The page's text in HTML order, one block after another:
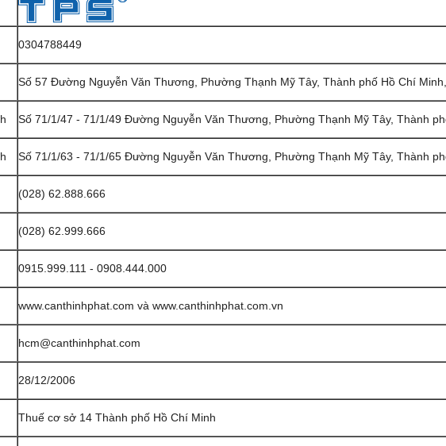
0304788449
Số 57 Đường Nguyễn Văn Thương, Phường Thạnh Mỹ Tây, Thành phố Hồ Chí
Số 71/1/47 - 71/1/49 Đường Nguyễn Văn Thương, Phường Thạnh Mỹ Tây, Thành
Số 71/1/63 - 71/1/65 Đường Nguyễn Văn Thương, Phường Thạnh Mỹ Tây, Thành
(028) 62.888.666
(028) 62.999.666
0915.999.111 - 0908.444.000
www.canthinhphat.com và www.canthinhphat.com.vn
hcm@canthinhphat.com
28/12/2006
Thuế cơ sở 14 Thành phố Hồ Chí Minh